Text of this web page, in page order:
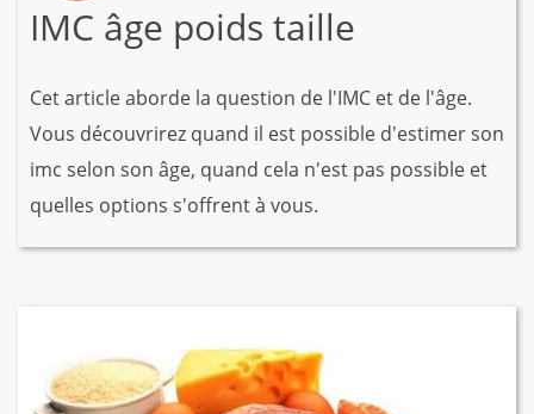
IMC âge poids taille
Cet article aborde la question de l'IMC et de l'âge.
Vous découvrirez quand il est possible d'estimer son
imc selon son âge, quand cela n'est pas possible et
quelles options s'offrent à vous.